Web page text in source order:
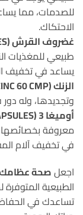
للصدمات، مما
الاحتكاك.
غضروف القرش (CARTILAGE DE REQUIN B60 GELULES)
طبيعي للمغذيات
يساعد في تخفيف
الزنك (ZINC 60 CMP)
وتجديدها، وله
أوميغا 3 (OMEGA 3 500mg B60 CAPSULES)
معروفة بخصائصها
في تخفيف آلام
اجعلصحة
الطبيعية
تساعدك في